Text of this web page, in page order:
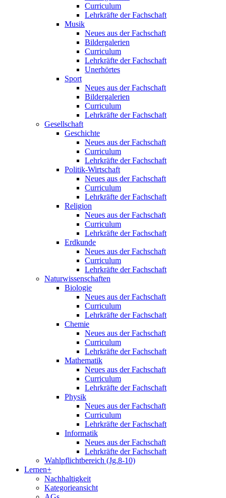
Curriculum
Lehrkräfte der Fachschaft
Musik
Neues aus der Fachschaft
Bildergalerien
Curriculum
Lehrkräfte der Fachschaft
Unerhörtes
Sport
Neues aus der Fachschaft
Bildergalerien
Curriculum
Lehrkräfte der Fachschaft
Gesellschaft
Geschichte
Neues aus der Fachschaft
Curriculum
Lehrkräfte der Fachschaft
Politik-Wirtschaft
Neues aus der Fachschaft
Curriculum
Lehrkräfte der Fachschaft
Religion
Neues aus der Fachschaft
Curriculum
Lehrkräfte der Fachschaft
Erdkunde
Neues aus der Fachschaft
Curriculum
Lehrkräfte der Fachschaft
Naturwissenschaften
Biologie
Neues aus der Fachschaft
Curriculum
Lehrkräfte der Fachschaft
Chemie
Neues aus der Fachschaft
Curriculum
Lehrkräfte der Fachschaft
Mathematik
Neues aus der Fachschaft
Curriculum
Lehrkräfte der Fachschaft
Physik
Neues aus der Fachschaft
Curriculum
Lehrkräfte der Fachschaft
Informatik
Neues aus der Fachschaft
Lehrkräfte der Fachschaft
Wahlpflichtbereich (Jg.8-10)
Lernen+
Nachhaltigkeit
Kategorieansicht